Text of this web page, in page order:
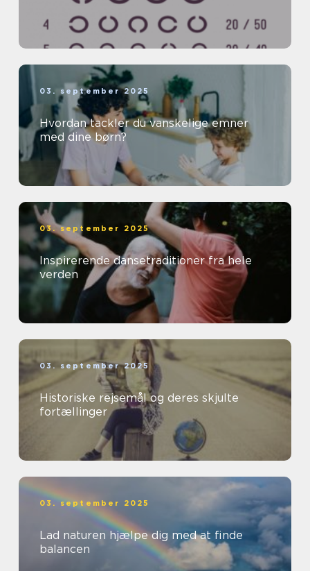
03. september 2025
Hvordan tackler du vanskelige emner
med dine børn?
03. september 2025
Inspirerende dansetraditioner fra hele
verden
03. september 2025
Historiske rejsemål og deres skjulte
fortællinger
03. september 2025
Lad naturen hjælpe dig med at finde
balancen